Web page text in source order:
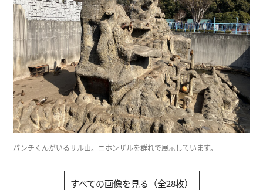
パンチくんがいるサル山。ニホンザルを群れで展示しています。
すべての画像を見る（全28枚）